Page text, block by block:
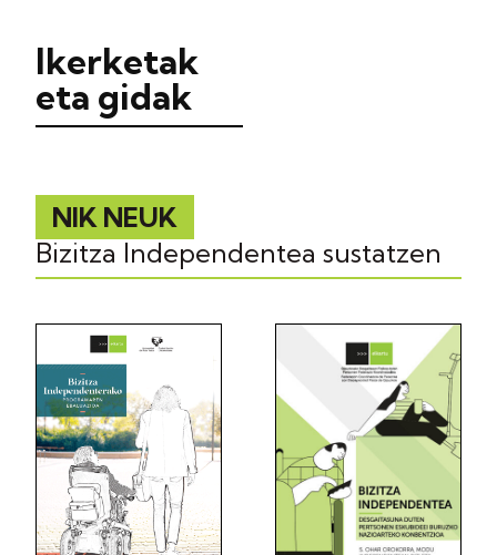
Ikerketak
eta gidak
NIK NEUK
Bizitza Independentea sustatzen